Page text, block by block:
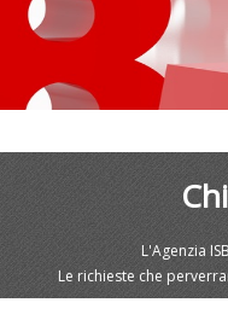
L'Agenzia
Le richieste che